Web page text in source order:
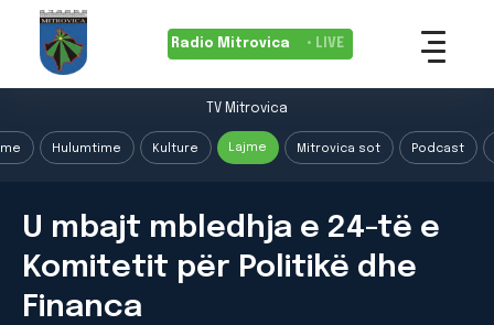
Radio Mitrovica • LIVE
TV Mitrovica
Hulumtime Kulture Lajme Mitrovica sot Podcast
U mbajt mbledhja e 24-të e
Komitetit për Politikë dhe
Financa